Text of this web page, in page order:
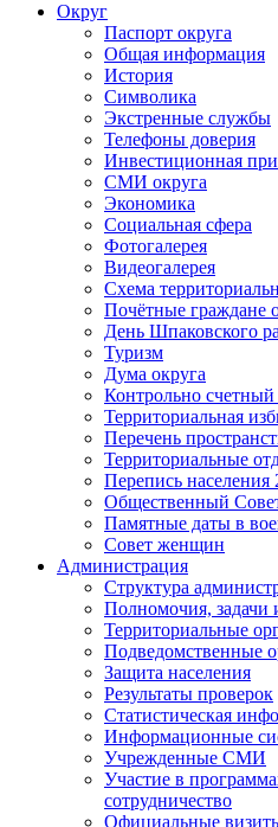
Округ
Паспорт округа
Общая информация
История
Символика
Экстренные службы
Телефоны доверия
Инвестиционная
СМИ округа
Экономика
Социальная сфера
Фотогалерея
Видеогалерея
Схема
Почётные граждане
День Шпаковского
Туризм
Дума округа
Контрольно счетный
Территориальная
Перечень
Территориальные
Перепись населения
Общественный
Памятные даты в
Совет женщин
Администрация
Структура
Полномочия, задачи
Территориальные
Подведомственные
Защита населения
Результаты проверок
Статистическая
Информационные
Учрежденные СМИ
Участие в
сотрудничество
Официальные